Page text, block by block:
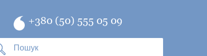
+380 (50) 555 05 09